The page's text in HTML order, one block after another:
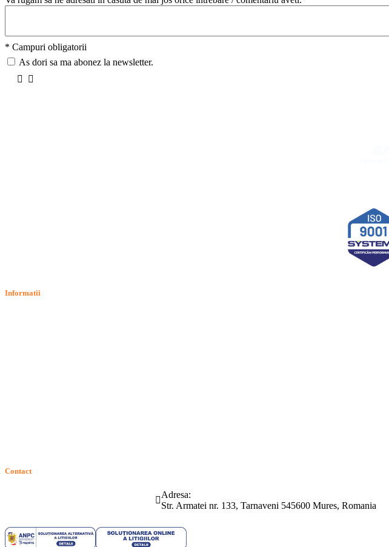
* Campuri obligatorii
As dori sa ma abonez la newsletter.
Informatii
Contact
Adresa:
Str. Armatei nr. 133, Tarnaveni 545600 Mures, Romania